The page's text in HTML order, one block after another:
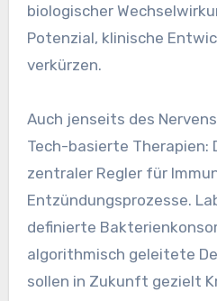
biologischer
Potenzial, klinische
verkürzen.
Auch jenseits des
Tech-basierte Therapien:
zentraler Regler für
Entzündungsprozesse.
definierte
algorithmisch geleitete
sollen in Zukunft gezielt